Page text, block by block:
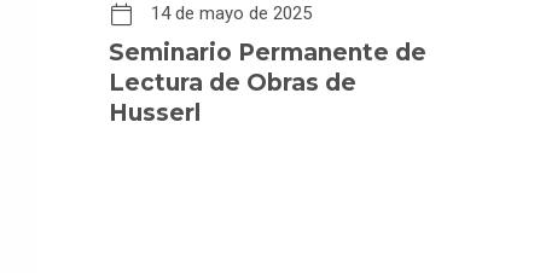
14 de mayo de 2025
Seminario Permanente de
Lectura de Obras de
Husserl